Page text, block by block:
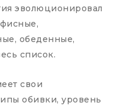
эволюционировал
обеденные,
список.
свои
обивки, уровень